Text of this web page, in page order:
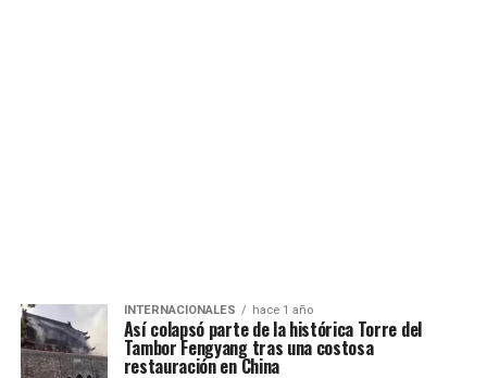
INTERNACIONALES hace 1 año
Así colapsó parte de la histórica Torre del
Tambor Fengyang tras una costosa
restauración en China